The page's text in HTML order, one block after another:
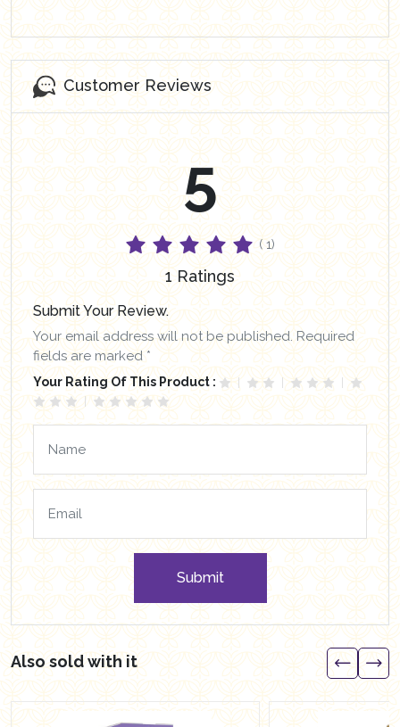
Customer Reviews
5
( 1)
1 Ratings
Submit Your Review.
Your email address will not be published. Required
fields are marked *
Your Rating Of This Product :
Submit
Also sold with it